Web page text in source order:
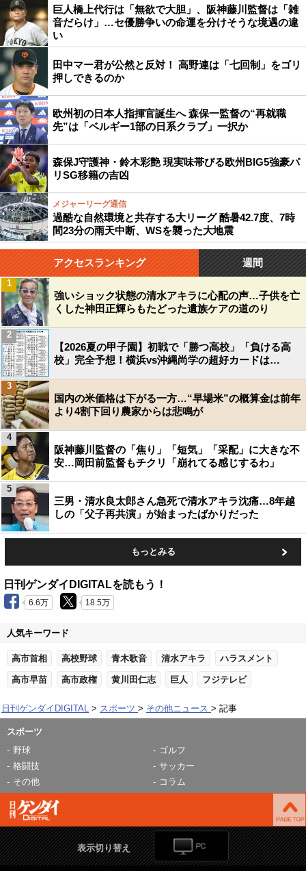
巨人橋上代行は「無欲で大胆」、阪神藤川監督は「雑
音だらけ」…セ優勝争いの命運を分けそうな境遇の違
い
田中マー君が公然と反対！ 高野連は「七回制」をゴリ
押しできるのか
欧州初の日本人指揮官誕生へ 森保一監督の“再就職
先”は「ベルギー1部の日系クラブ」一択か
森保J守護神・鈴木彩艶 現実味帯びる欧州BIG5強豪パ
リSG移籍の吉凶
メジャーリーグ通信
過酷な自然環境と共存する大リーグ 酷暑42.7度、7時
間23分の雨天中断、WSを襲った大地震
アクセスランキング 週間
強いショック状態の清水アキラに心配の声…子供を亡
くした神田正輝らもたどった遺族ケアの道のり
1
【2026夏の甲子園】初戦で「勝つ高校」「負ける高
校」完全予想！横浜vs沖縄尚学の超好カードは…
2
国内の米価格は下がる一方…“早場米”の概算金は前年
より4割下回り農家からは悲鳴が
3
阪神藤川監督の「焦り」「短気」「采配」に大きな不
安…岡田前監督もチクリ「崩れてる感じするわ」
4
三男・清水良太郎さん急死で清水アキラ沈痛…8年越
しの「父子再共演」が始まったばかりだった
5
もっとみる
日刊ゲンダイDIGITALを読もう！
6.6万 18.5万
人気キーワード
高市首相 高校野球 青木歌音 清水アキラ ハラスメント
高市早苗 高市政権 黄川田仁志 巨人 フジテレビ
日刊ゲンダイDIGITAL スポーツ その他ニュース 記事
スポーツ
野球
ゴルフ
格闘技
サッカー
その他
コラム
表示切り替え